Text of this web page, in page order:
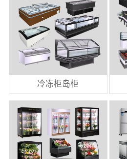
冷冻柜岛柜